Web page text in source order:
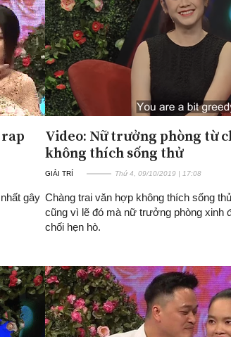
gây
Video: Nữ trưởng phòng từ
không thích sống thử
GIẢI TRÍ Thứ 4, 09/10/2019 | 17:08
Chàng trai văn hợp không thích sống
cũng vì lẽ đó mà nữ trưởng phòng xinh
chối hẹn hò.